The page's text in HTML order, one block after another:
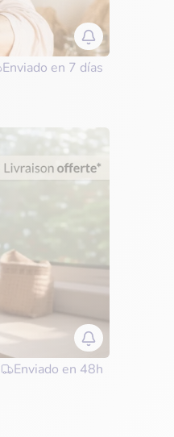
Enviado en 7 días
Enviado en 48h